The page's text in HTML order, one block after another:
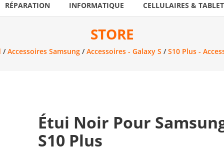
RÉPARATION INFORMATIQUE CELLULAIRES &
STORE
/Accessoires Samsung /Accessoires - Galaxy S /S10 Plus -
Étui Noir Pour
S10 Plus